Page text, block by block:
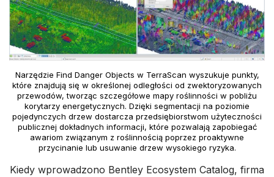
Narzędzie Find Danger Objects w TerraScan wyszukuje punkty,
które znajdują się w określonej odległości od zwektoryzowanych
przewodów, tworząc szczegółowe mapy roślinności w pobliżu
korytarzy energetycznych. Dzięki segmentacji na poziomie
pojedynczych drzew dostarcza przedsiębiorstwom użyteczności
publicznej dokładnych informacji, które pozwalają zapobiegać
awariom związanym z roślinnością poprzez proaktywne
przycinanie lub usuwanie drzew wysokiego ryzyka.
Kiedy wprowadzono Bentley Ecosystem Catalog, firma